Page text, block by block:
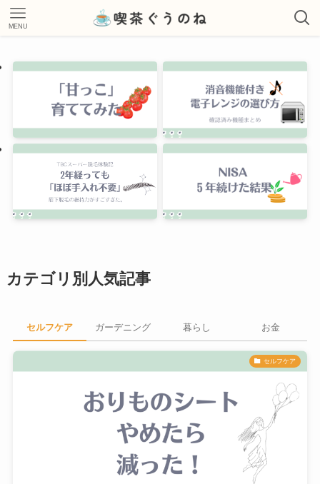
MENU
カテゴリ別人気記事
セルフケア ガーデニング 暮らし お金
セルフケア